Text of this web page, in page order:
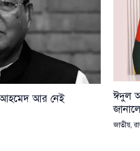
আহমেদ আর নেই
ঈদুল
জাতীয়,